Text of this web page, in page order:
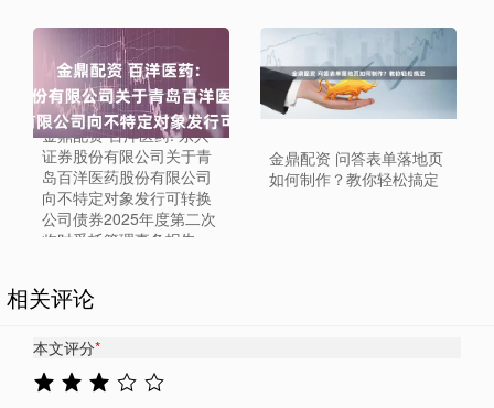
金鼎配资 百洋医药: 东兴
证券股份有限公司关于青
岛百洋医药股份有限公司
向不特定对象发行可转换
公司债券2025年度第二次
临时受托管理事务报告
金鼎配资 问答表单落地页
如何制作？教你轻松搞定
相关评论
本文评分*